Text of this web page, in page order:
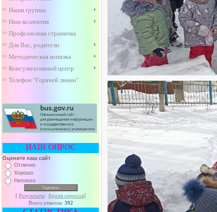
Наши группы
Наш коллектив
Профсоюзная страничка
Для Вас, родители
Методическая копилка
Консультативный центр
Телефон "Горячей линии"
НАШ ОПРОС
Оцените наш сайт
Отлично
Хорошо
Неплохо
[ Результаты· Архив опросов]
Всего ответов: 392